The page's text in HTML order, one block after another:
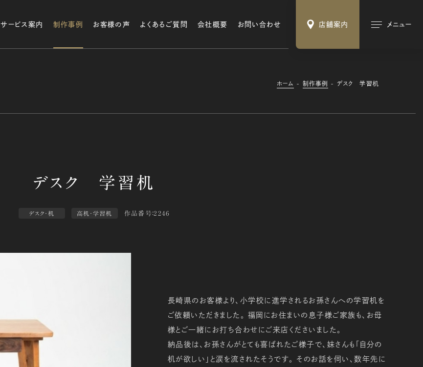
サービス案内 制作事例 お客様の声 よくあるご質問 会社概要 お問い合わせ 店舗案内 メニュー
ホーム 制作事例 デスク 学習机
デスク・机 高机・学習机 作品番号：2246
長崎県のお客様より、小学校に進学されるお孫さんへの学習机を
ご依頼いただきました。 福岡にお住まいの息子様ご家族も、お母
様とご一緒にお打ち合わせにご来店くださいました。
納品後は、お孫さんがとても喜ばれたご様子で、妹さんも「自分の
机が欲しい」と涙を流されたそうです。 そのお話を伺い、数年先に